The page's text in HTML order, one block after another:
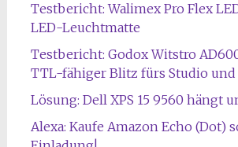
Testbericht: Walimex Pro Flex
LED-Leuchtmatte
Testbericht: Godox Witstro
TTL-fähiger Blitz fürs Studio und
Lösung: Dell XPS 15 9560 hängt
Alexa: Kaufe Amazon Echo (Dot)